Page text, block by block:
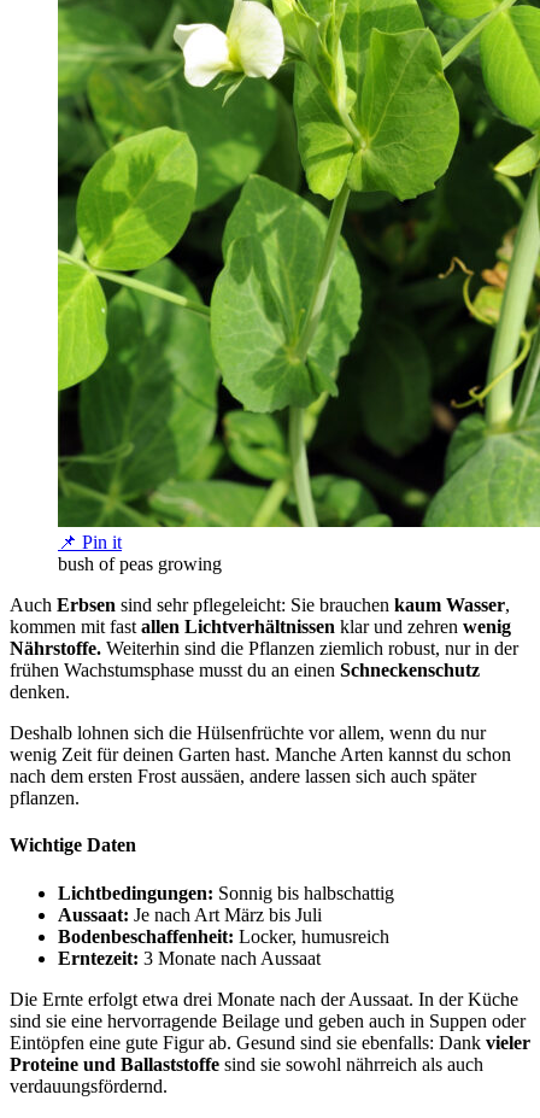
📌 Pin it
bush of peas growing
Auch Erbsen sind sehr pflegeleicht: Sie brauchen kaum Wasser,
kommen mit fast allen Lichtverhältnissen klar und zehren wenig
Nährstoffe. Weiterhin sind die Pflanzen ziemlich robust, nur in der
frühen Wachstumsphase musst du an einen Schneckenschutz
denken.
Deshalb lohnen sich die Hülsenfrüchte vor allem, wenn du nur
wenig Zeit für deinen Garten hast. Manche Arten kannst du schon
nach dem ersten Frost aussäen, andere lassen sich auch später
pflanzen.
Wichtige Daten
Lichtbedingungen: Sonnig bis halbschattig
Aussaat: Je nach Art März bis Juli
Bodenbeschaffenheit: Locker, humusreich
Erntezeit: 3 Monate nach Aussaat
Die Ernte erfolgt etwa drei Monate nach der Aussaat. In der Küche
sind sie eine hervorragende Beilage und geben auch in Suppen oder
Eintöpfen eine gute Figur ab. Gesund sind sie ebenfalls: Dank vieler
Proteine und Ballaststoffe sind sie sowohl nährreich als auch
verdauungsfördernd.